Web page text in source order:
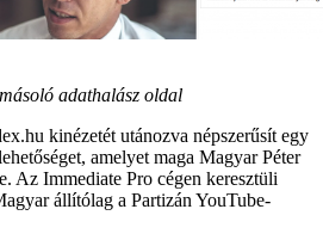
adathalász oldal
kinézetét utánozva népszerűsít egy
amelyet maga Magyar Péter
Az Immediate Pro cégen keresztüli
állítólag a Partizán YouTube-